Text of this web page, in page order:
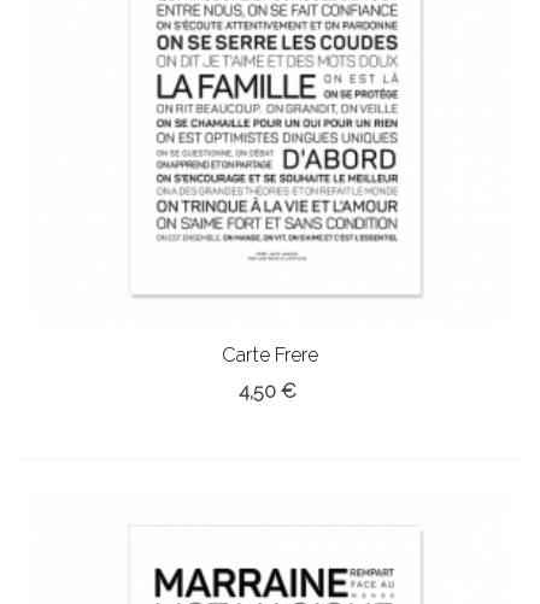
Carte Frere
4,50 €